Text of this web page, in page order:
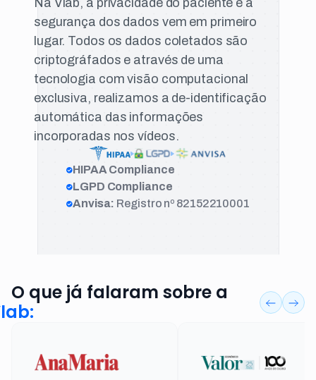
Na Vlab, a privacidade do paciente e a
segurança dos dados vem em primeiro
lugar. Todos os dados coletados são
criptográfados e através de uma
tecnologia com visão computacional
exclusiva, realizamos a de-identificação
automática das informações
incorporadas nos vídeos.
HIPAA Compliance
LGPD Compliance
Anvisa: Registro nº 82152210001
O que já falaram sobre a